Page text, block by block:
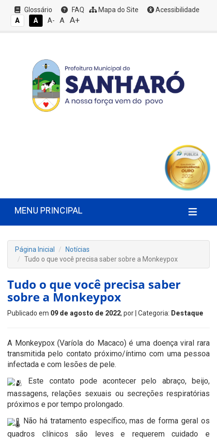
Glossário FAQ Mapa do Site
Acessibilidade
A
A A- A A+
MENU PRINCIPAL
Página Inicial
Notícias
Tudo o que você precisa saber sobre a Monkeypox
Tudo o que você precisa saber
sobre a Monkeypox
Publicado em 09 de agosto de 2022, por | Categoria: Destaque
A Monkeypox (Varíola do Macaco) é uma doença viral rara
transmitida pelo contato próximo/íntimo com uma pessoa
infectada e com lesões de pele.
Este contato pode acontecer pelo abraço, beijo,
massagens, relações sexuais ou secreções respiratórias
próximos e por tempo prolongado.
Não há tratamento específico, mas de forma geral os
quadros clínicos são leves e requerem cuidado e